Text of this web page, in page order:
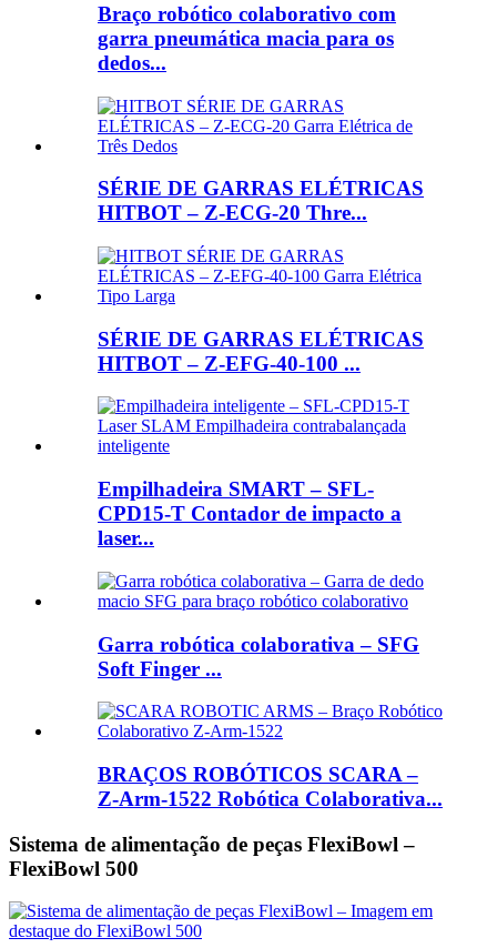
Braço robótico colaborativo com
garra pneumática macia para os
dedos...
SÉRIE DE GARRAS ELÉTRICAS
HITBOT – Z-ECG-20 Thre...
SÉRIE DE GARRAS ELÉTRICAS
HITBOT – Z-EFG-40-100 ...
Empilhadeira SMART – SFL-
CPD15-T Contador de impacto a
laser...
Garra robótica colaborativa – SFG
Soft Finger ...
BRAÇOS ROBÓTICOS SCARA –
Z-Arm-1522 Robótica Colaborativa...
Sistema de alimentação de peças FlexiBowl –
FlexiBowl 500